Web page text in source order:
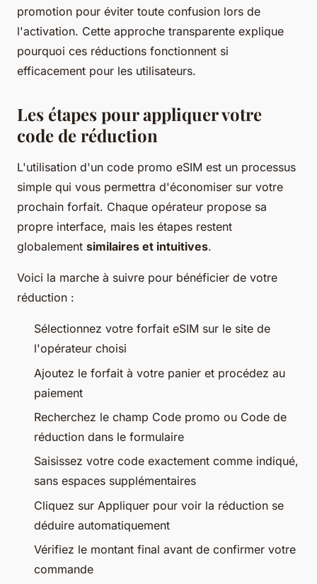
promotion pour éviter toute confusion lors de
l'activation. Cette approche transparente explique
pourquoi ces réductions fonctionnent si
efficacement pour les utilisateurs.
Les étapes pour appliquer votre
code de réduction
L'utilisation d'un code promo eSIM est un processus
simple qui vous permettra d'économiser sur votre
prochain forfait. Chaque opérateur propose sa
propre interface, mais les étapes restent
globalement similaires et intuitives.
Voici la marche à suivre pour bénéficier de votre
réduction :
Sélectionnez votre forfait eSIM sur le site de
l'opérateur choisi
Ajoutez le forfait à votre panier et procédez au
paiement
Recherchez le champ Code promo ou Code de
réduction dans le formulaire
Saisissez votre code exactement comme indiqué,
sans espaces supplémentaires
Cliquez sur Appliquer pour voir la réduction se
déduire automatiquement
Vérifiez le montant final avant de confirmer votre
commande